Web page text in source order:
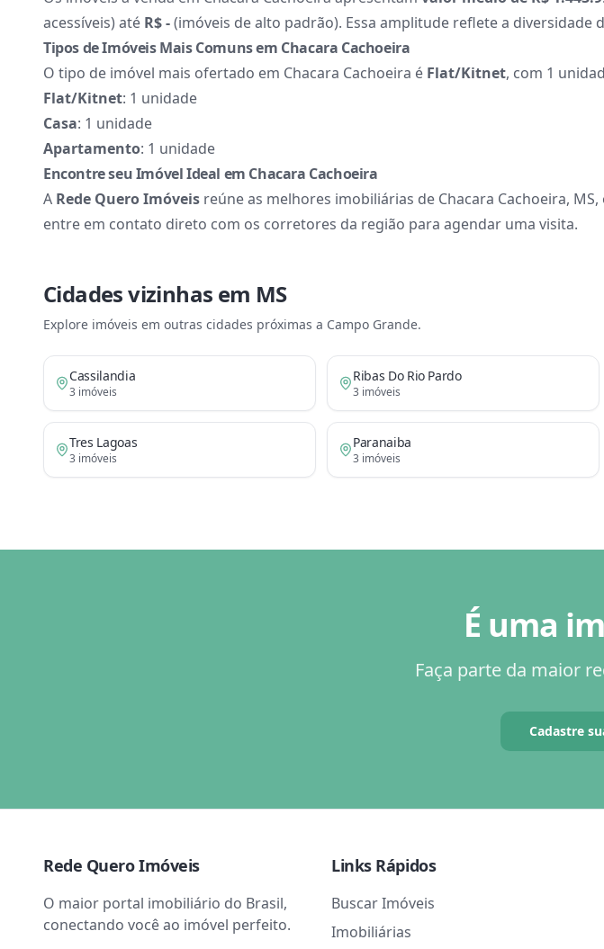
acessíveis) até R$ -(imóveis de alto padrão). Essa amplitude reflete a
Tipos de Imóveis Mais Comuns em Chacara Cachoeira
O tipo de imóvel mais ofertado em Chacara Cachoeira é Flat/Kitnet, com 1
Flat/Kitnet: 1 unidade
Casa: 1 unidade
Apartamento: 1 unidade
Encontre seu Imóvel Ideal em Chacara Cachoeira
A Rede Quero Imóveis reúne as melhores imobiliárias de Chacara Cachoeira,
entre em contato direto com os corretores da região para agendar uma visita.
Cidades vizinhas em MS
Explore imóveis em outras cidades próximas a Campo Grande.
Cassilandia
3 imóveis
Ribas Do Rio Pardo
3 imóveis
Tres Lagoas
3 imóveis
Paranaiba
3 imóveis
É uma
Faça parte da maior
Cadastre
Rede Quero Imóveis
O maior portal imobiliário do Brasil,
conectando você ao imóvel perfeito.
Links Rápidos
Buscar Imóveis
Imobiliárias